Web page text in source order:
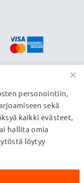
ei
tavaramerkit ovat
koskevan
×
personointiin,
sekä
kaikki evästeet,
hallita omia
löytyy